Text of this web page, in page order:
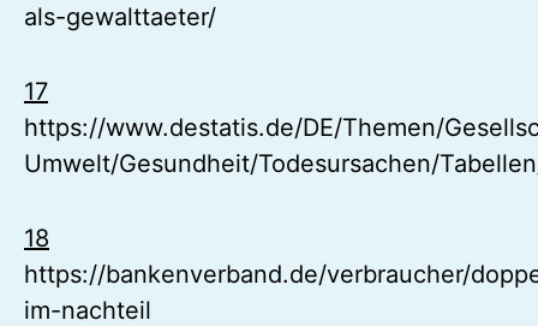
als-gewalttaeter/
17
https://www.destatis.de/DE/Themen/
Umwelt/Gesundheit/Todesursachen/
18
https://bankenverband.de/verbraucher/
im-nachteil